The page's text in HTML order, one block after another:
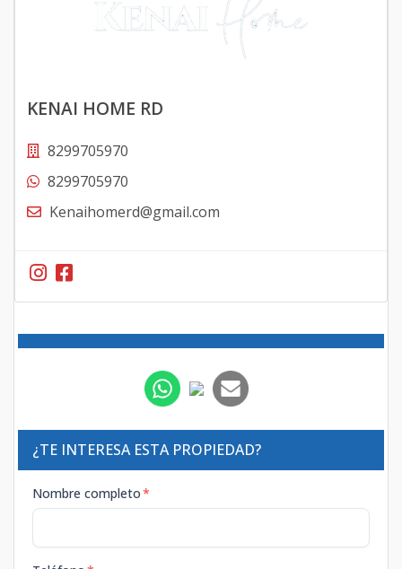
KENAI HOME RD
8299705970
8299705970
Kenaihomerd@gmail.com
¿TE INTERESA ESTA PROPIEDAD?
Nombre completo*